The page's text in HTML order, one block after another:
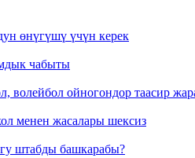
өнүгүшү үчүн керек
чабыты
волейбол ойногондор таасир
менен жасалары шексиз
штабды башкарабы?